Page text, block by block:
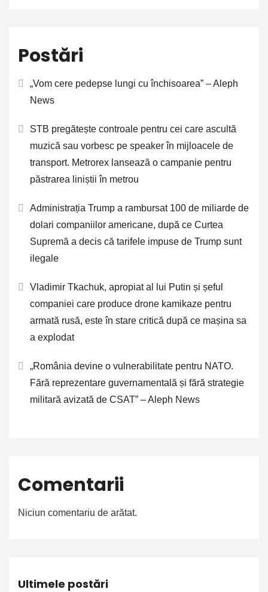
Postări
„Vom cere pedepse lungi cu închisoarea” – Aleph
News
STB pregătește controale pentru cei care ascultă
muzică sau vorbesc pe speaker în mijloacele de
transport. Metrorex lansează o campanie pentru
păstrarea liniștii în metrou
Administrația Trump a rambursat 100 de miliarde de
dolari companiilor americane, după ce Curtea
Supremă a decis că tarifele impuse de Trump sunt
ilegale
Vladimir Tkachuk, apropiat al lui Putin și șeful
companiei care produce drone kamikaze pentru
armată rusă, este în stare critică după ce mașina sa
a explodat
„România devine o vulnerabilitate pentru NATO.
Fără reprezentare guvernamentală și fără strategie
militară avizată de CSAT” – Aleph News
Comentarii
Niciun comentariu de arătat.
Ultimele postări